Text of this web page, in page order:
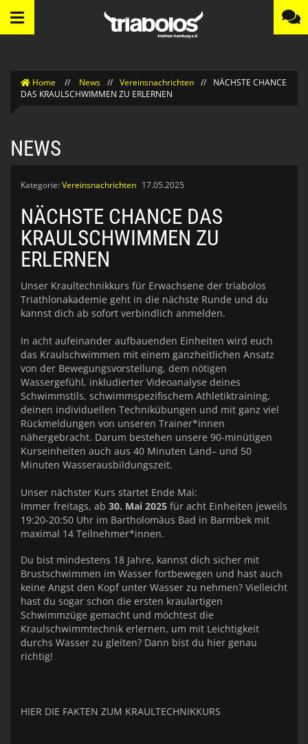
Home // News // Vereinsnachrichten //
NÄCHSTE CHANCE
DAS KRAULSCHWIMMEN ZU ERLERNEN
NEWS
Kategorie:Vereinsnachrichten 17.05.2025
NÄCHSTE CHANCE DAS
KRAULSCHWIMMEN ZU
ERLERNEN
Unser Kraultechnikkurs für Erwachsene der triabolos
Triathlonakademie geht in die nächste Runde und du
kannst dich ab sofort verbindlich anmelden.
In acht aufeinander aufbauenden Einheiten wird euch
das Kraulschwimmen mit einem ganzheitlichen Ansatz
von der Bewegungsvorstellung, dem nötigen
Wassergefühl, inkludierter Videoanalyse deines
Schwimmstils, schwimmspezifischem Athletiktraining,
deinen individuellen Technikübungen und mit ganz viel
Rückmeldungen von unseren Trainer*innen
nähergebracht. Darum bestehen unsere 90-minütigen
Kurseinheiten auch aus 40 Minuten Land– und 50
Minuten Wasserausbildungszeit.
Unser nächster Kurs startet Ende Mai:
Immer freitags, ab 30. Mai 2025 für acht Einheiten jeweils
19:20-20:50 Uhr im Bartholomäus Bad in Barmbek mit
maximal 14 Teilnehmer*innen.
Du bist mindestens 18 Jahre, kannst dich sicher mit
Brustschwimmen im Wasser fortbewegen und hast auch
keine Angst den Kopf unter Wasser zu nehmen? Vielleicht
hast du sogar schon die ersten kraulartigen
Schwimmzüge gemacht und möchtest die
Kraulschwimmtechnik erlernen, um mit Leichtigkeit
durchs Wasser zu gleiten? Dann bist du hier genau
richtig!
HIER DIE FAKTEN ZUM KRAULTECHNIKKURS